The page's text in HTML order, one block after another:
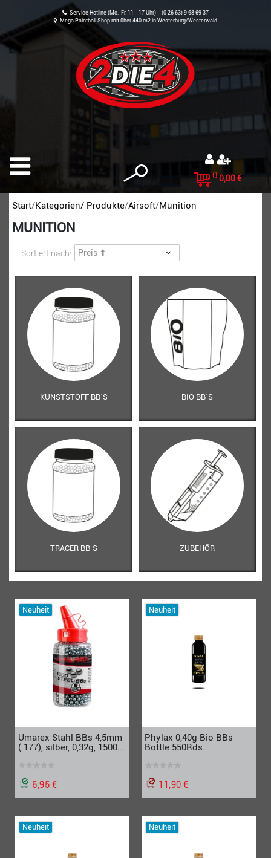
Service Hotline (Mo.-Fr. 11 - 17 Uhr) (0 26 63) 9 68 69 37
Mega Paintball Shop mit über 440 m2 in Westerburg/Westerwald
0 0,00 €
Start Kategorien/ Produkte Airsoft Munition
MUNITION
Sortiert nach:
KUNSTSTOFF BB´S BIO BB´S
TRACER BB´S ZUBEHÖR
Neuheit
Umarex Stahl BBs 4,5mm
(.177), silber, 0,32g, 1500
6,95 €
Neuheit
Phylax 0,40g Bio BBs
Bottle 550Rds.
11,90 €
Neuheit Neuheit